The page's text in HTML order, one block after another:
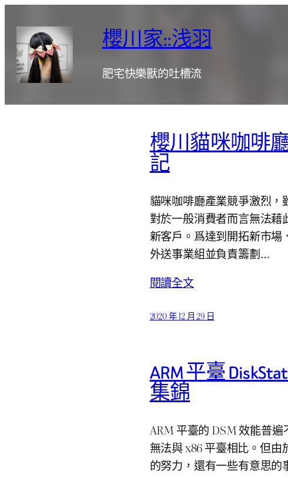
容
櫻川家::浅羽
肥宅快樂獸的吐槽流
櫻川貓咪咖啡
記
貓咪咖啡廳產業競爭激烈
對於一般消費者而言無法
新客戶。爲達到開拓新市
外送事業組並負責籌劃…
閱讀全文
2020 年 12 月 29 日
ARM 平臺
集錦
ARM 平臺的 DSM 效能普
無法與 x86 平臺相比。但
的努力，還有一些有意思